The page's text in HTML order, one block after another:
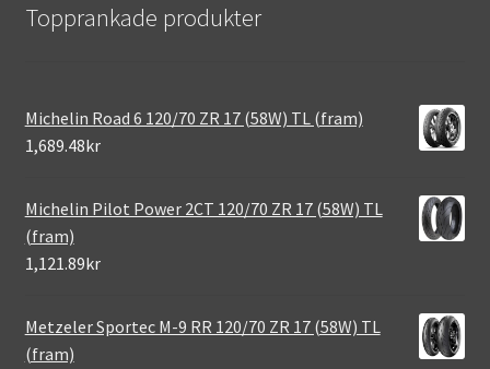
Topprankade produkter
Michelin Road 6 120/70 ZR 17 (58W) TL (fram)
1,689.48kr
Michelin Pilot Power 2CT 120/70 ZR 17 (58W) TL
(fram)
1,121.89kr
Metzeler Sportec M-9 RR 120/70 ZR 17 (58W) TL
(fram)